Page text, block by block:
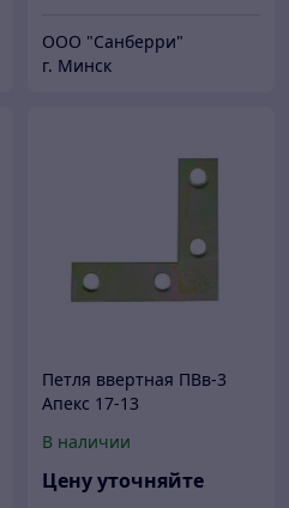
ООО "Санберри"
г. Минск
Петля ввертная ПВв-3
Апекс 17-13
(400,50,10!!!)
В наличии
Цену уточняйте